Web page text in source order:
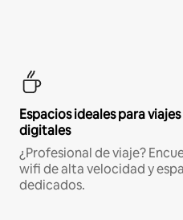
Espacios ideales para
digitales
¿Profesional de viaje?
wifi de alta velocidad y
dedicados.